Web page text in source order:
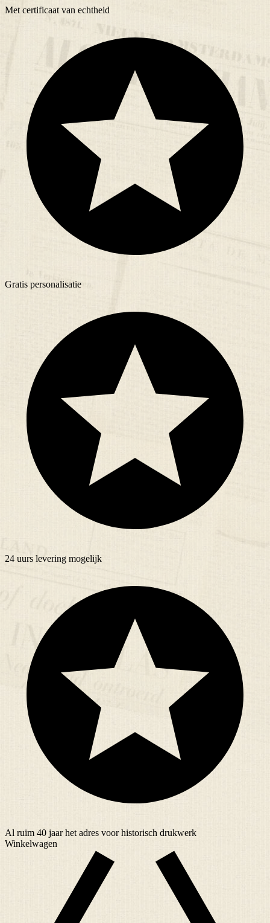
Met certificaat van echtheid
Gratis personalisatie
24 uurs levering mogelijk
Al ruim 40 jaarhet adres voor historisch drukwerk
Winkelwagen